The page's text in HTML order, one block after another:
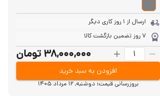
ارسال از 1 روز کاری دیگر
7 روز تضمین بازگشت کالا
38,000,000 تومان
افزودن به سبد خرید
بروزرسانی قیمت:دوشنبه, 12 مرداد 1405